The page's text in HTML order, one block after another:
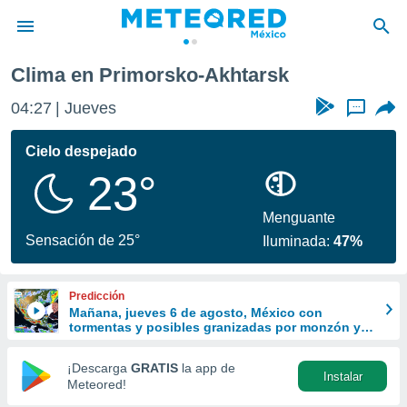
de
ha sido
calidad.
a este
las
y
forma
digital
basada
Clima en Primorsko-Akhtarsk
04:27 Jueves ...
Cielo despejado
23°
Sensación de 25°
Menguante
Iluminada:47%
Predicción
Mañana, jueves 6 de agosto, México con
tormentas y posibles granizadas por monzón y
¡Descarga GRATIS la app de
Meteored!
Instalar